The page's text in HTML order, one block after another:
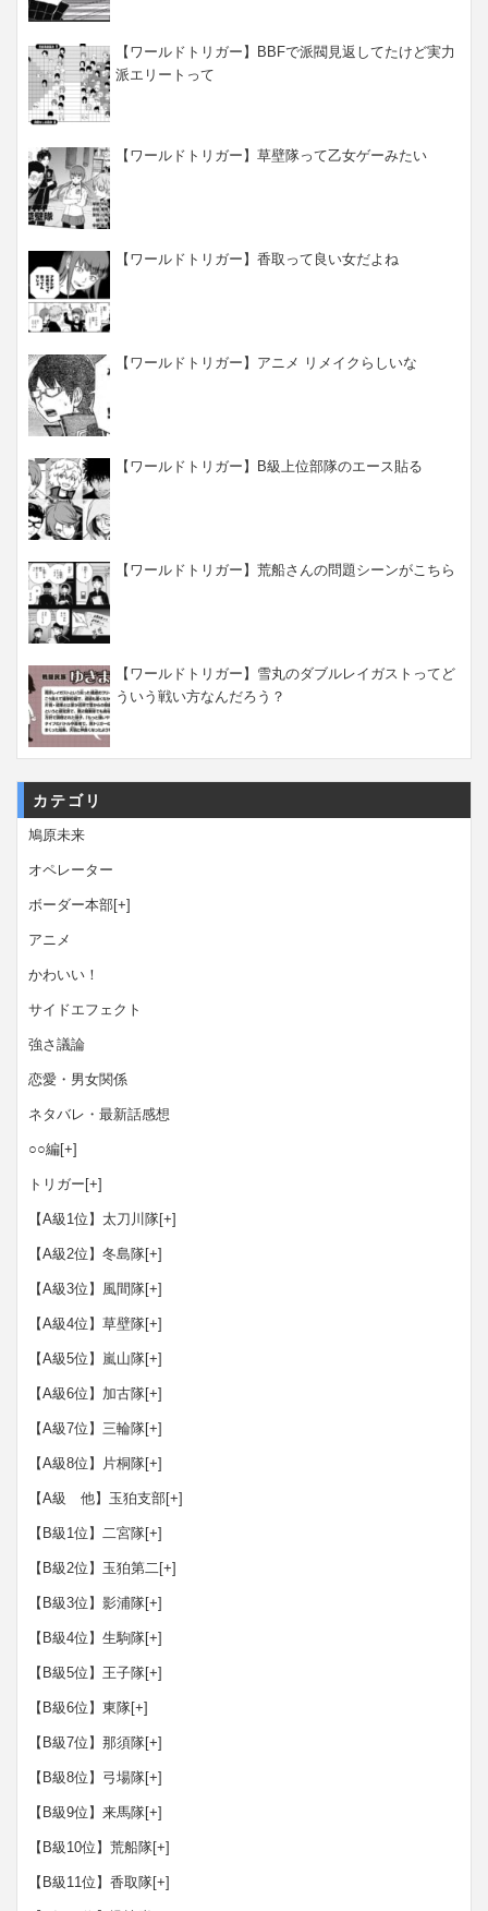
【ワールドトリガー】BBFで派閥見返してたけど実力
派エリートって
【ワールドトリガー】草壁隊って乙女ゲーみたい
【ワールドトリガー】香取って良い女だよね
【ワールドトリガー】アニメ リメイクらしいな
【ワールドトリガー】B級上位部隊のエース貼る
【ワールドトリガー】荒船さんの問題シーンがこちら
【ワールドトリガー】雪丸のダブルレイガストってど
ういう戦い方なんだろう？
カテゴリ
鳩原未来
オペレーター
ボーダー本部[+]
アニメ
かわいい！
サイドエフェクト
強さ議論
恋愛・男女関係
ネタバレ・最新話感想
○○編[+]
トリガー [+]
【A級1位】太刀川隊[+]
【A級2位】冬島隊[+]
【A級3位】風間隊[+]
【A級4位】草壁隊[+]
【A級5位】嵐山隊[+]
【A級6位】加古隊[+]
【A級7位】三輪隊[+]
【A級8位】片桐隊[+]
【A級 他】玉狛支部[+]
【B級1位】二宮隊[+]
【B級2位】玉狛第二[+]
【B級3位】影浦隊[+]
【B級4位】生駒隊[+]
【B級5位】王子隊[+]
【B級6位】東隊[+]
【B級7位】那須隊[+]
【B級8位】弓場隊[+]
【B級9位】来馬隊[+]
【B級10位】荒船隊[+]
【B級11位】香取隊[+]